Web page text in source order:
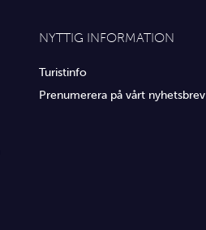
NYTTIG INFORMATION
Turistinfo
Prenumerera på vårt nyhetsbrev